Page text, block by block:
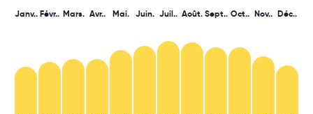
Janv.. Févr.. Mars. Avr.. Mai. Juin. Juil.. Août. Sept.. Oct.. Nov.. Déc..